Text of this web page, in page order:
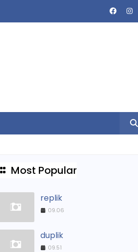
Most Popular
replik
09.06
duplik
09.51